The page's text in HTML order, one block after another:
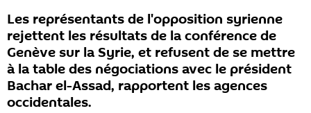
Les représentants de l'opposition syrienne
rejettent les résultats de la conférence de
Genève sur la Syrie, et refusent de se mettre
à la table des négociations avec le président
Bachar el-Assad, rapportent les agences
occidentales.